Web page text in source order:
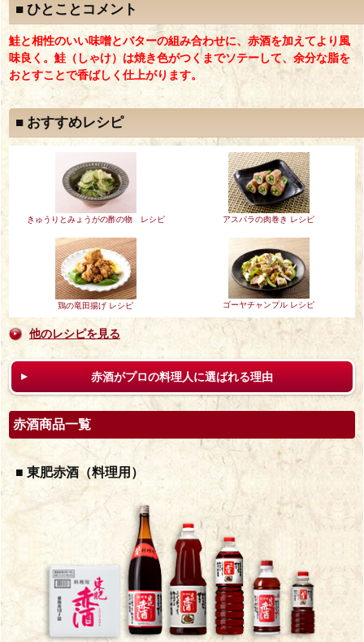
■ ひとことコメント
鮭と相性のいい味噌とバターの組み合わせに、赤酒を加えてより風
味良く。鮭（しゃけ）は焼き色がつくまでソテーして、余分な脂を
おとすことで香ばしく仕上がります。
■ おすすめレシピ
きゅうりとみょうがの酢の物 レシピ アスパラの肉巻き レシピ
鶏の竜田揚げ レシピ ゴーヤチャンプル レシピ
他のレシピを見る
赤酒がプロの料理人に選ばれる理由
赤酒商品一覧
■ 東肥赤酒（料理用）